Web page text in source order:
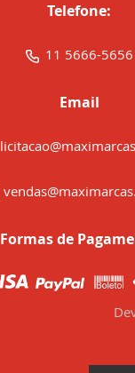
Telefone:
11 5666-5656
Email
Formas de